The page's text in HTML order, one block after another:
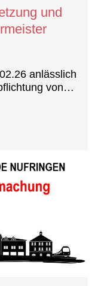
und
anlässlich
von